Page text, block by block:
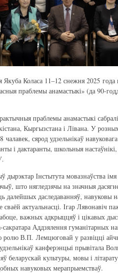
Якуба Коласа 11–12 снежня 2025
праблемы анамастыкі» (да 90-
праблемы анамастыкі
Кыргызстана і Лівана. У
сярод удзельнікаў
і дактаранты, школьныя настаўнікі,
Інстытута мовазнаўства імя
што нягледзячы на значныя
далейшых даследаванняў, навуковы
сваёй актуальнасці. Ігар Лявонавіч
важных адкрыццяў і цікавых
Аддзялення гуманітарных
ролю В.П. Лемцюговай у развіцці
канферэнцыі прывітала
беларускай культуры, мовы і
навуковых мерапрыемстваў.